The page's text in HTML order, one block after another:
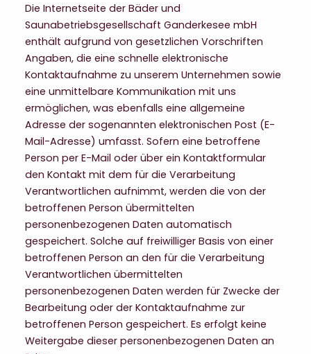
Die Internetseite der Bäder und
Saunabetriebsgesellschaft Ganderkesee mbH
enthält aufgrund von gesetzlichen Vorschriften
Angaben, die eine schnelle elektronische
Kontaktaufnahme zu unserem Unternehmen sowie
eine unmittelbare Kommunikation mit uns
ermöglichen, was ebenfalls eine allgemeine
Adresse der sogenannten elektronischen Post (E-
Mail-Adresse) umfasst. Sofern eine betroffene
Person per E-Mail oder über ein Kontaktformular
den Kontakt mit dem für die Verarbeitung
Verantwortlichen aufnimmt, werden die von der
betroffenen Person übermittelten
personenbezogenen Daten automatisch
gespeichert. Solche auf freiwilliger Basis von einer
betroffenen Person an den für die Verarbeitung
Verantwortlichen übermittelten
personenbezogenen Daten werden für Zwecke der
Bearbeitung oder der Kontaktaufnahme zur
betroffenen Person gespeichert. Es erfolgt keine
Weitergabe dieser personenbezogenen Daten an